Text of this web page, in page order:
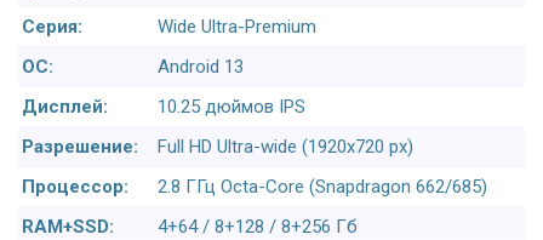
Серия:
Wide Ultra-Premium
ОС:
Android 13
Дисплей:
10.25 дюймов IPS
Разрешение:
Full HD Ultra-wide (1920x720 px)
Процессор:
2.8 ГГц Octa-Core (Snapdragon 662/685)
RAM+SSD:
4+64 / 8+128 / 8+256 Гб